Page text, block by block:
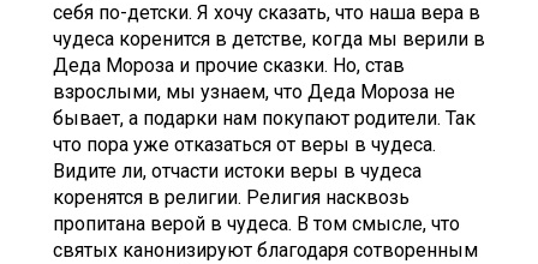
себя по-детски. Я хочу сказать, что наша вера в
чудеса коренится в детстве, когда мы верили в
Деда Мороза и прочие сказки. Но, став
взрослыми, мы узнаем, что Деда Мороза не
бывает, а подарки нам покупают родители. Так
что пора уже отказаться от веры в чудеса.
Видите ли, отчасти истоки веры в чудеса
коренятся в религии. Религия насквозь
пропитана верой в чудеса. В том смысле, что
святых канонизируют благодаря сотворенным